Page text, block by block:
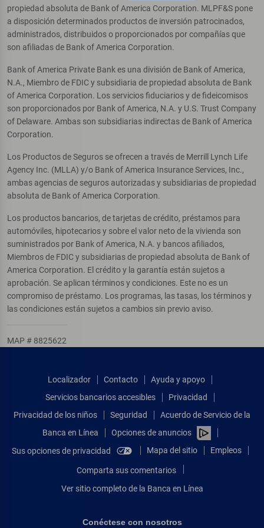
propiedad absoluta de Bank of America Corporation. MLPF&S pone
a disposición determinados productos de inversión patrocinados,
administrados, distribuidos o proporcionados por compañías que
son afiliadas de Bank of America Corporation.
Bank of America Private Bank es una división de Bank of America,
N.A., Miembro de FDIC y subsidiaria de propiedad absoluta de Bank
of America Corporation. Los servicios fiduciarios y de fideicomisos
son proporcionados por Bank of America, N.A. y U.S. Trust Company
of Delaware. Ambas son subsidiarias indirectas de Bank of America
Corporation.
Los Productos de Seguros se ofrecen a través de Merrill Lynch Life
Agency Inc. (MLLA) y/o Bank of America Insurance Services, Inc.,
ambas agencias de seguros autorizadas y subsidiarias de propiedad
absoluta de Bank of America Corporation.
Los productos bancarios, de tarjetas de crédito, préstamos para
automóviles, hipotecarios y sobre el valor neto de la vivienda son
suministrados por Bank of America, N.A. y bancos afiliados,
Miembros de FDIC y subsidiarias de propiedad absoluta de Bank of
America Corporation. El crédito y la garantía están sujetos a
aprobación. Se aplican términos y condiciones. Este no es un
compromiso de préstamo. Los programas, las tasas, los términos y
las condiciones están sujetos a cambios sin previo aviso.
MAP # 8825622
Localizador Contacto
Ayuda y apoyo
Servicios bancarios accesibles
Privacidad
Privacidad de los niños
Seguridad
Acuerdo de Servicio de la
Banca en Línea
Opciones de anuncios
Sus opciones de privacidad
Mapa del sitio Empleos
Comparta sus comentarios
Ver sitio completo de la Banca en Línea
Conéctese con nosotros